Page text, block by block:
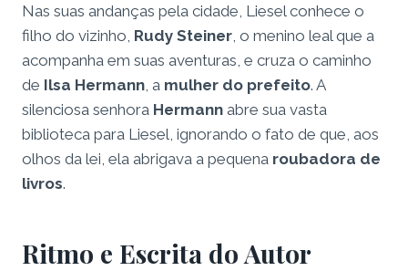
Nas suas andanças pela cidade, Liesel conhece o
filho do vizinho, Rudy Steiner , o menino leal que a
acompanha em suas aventuras, e cruza o caminho
de Ilsa Hermann , a mulher do prefeito. A
silenciosa senhora Hermann abre sua vasta
biblioteca para Liesel, ignorando o fato de que, aos
olhos da lei, ela abrigava a pequena roubadora de
livros.
Ritmo e Escrita do Autor